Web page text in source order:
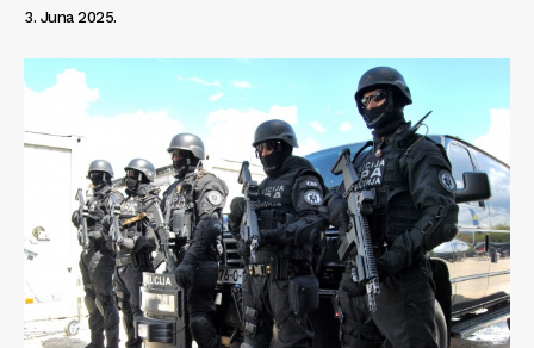
3. Juna 2025.